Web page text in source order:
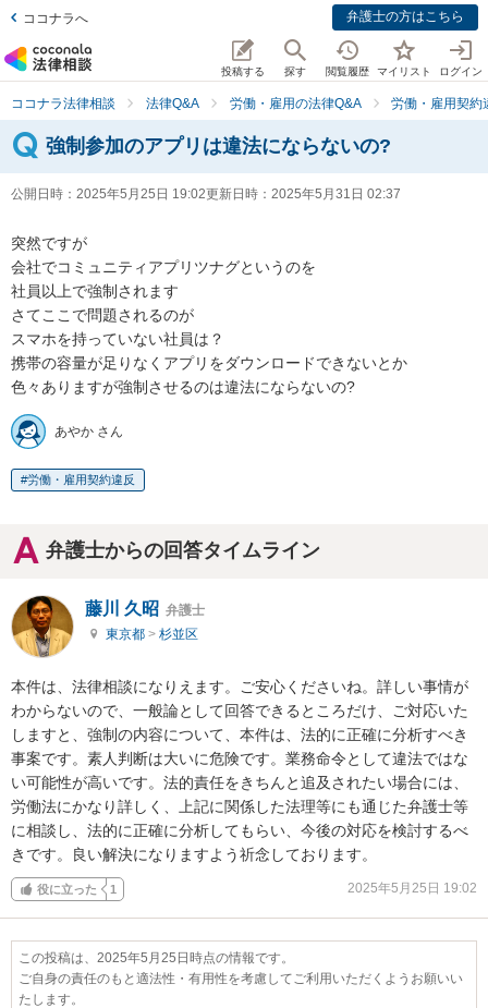
ココナラへ 弁護士の方はこちら
投稿する 探す 閲覧履歴 マイリスト ログイン
ココナラ法律相談 法律Q&A 労働・雇用の法律Q&A 労働・雇用契約
強制参加のアプリは違法にならないの?
公開日時： 2025年5月25日 19:02更新日時： 2025年5月31日 02:37
突然ですが
会社でコミュニティアプリツナグというのを
社員以上で強制されます
さてここで問題されるのが
スマホを持っていない社員は？
携帯の容量が足りなくアプリをダウンロードできないとか
色々ありますが強制させるのは違法にならないの?
あやか さん
労働・雇用契約違反
弁護士からの回答タイムライン
藤川 久昭 弁護士
東京都 > 杉並区
本件は、法律相談になりえます。ご安心くださいね。詳しい事情が
わからないので、一般論として回答できるところだけ、ご対応いた
しますと、強制の内容について、本件は、法的に正確に分析すべき
事案です。素人判断は大いに危険です。業務命令として違法ではな
い可能性が高いです。法的責任をきちんと追及されたい場合には、
労働法にかなり詳しく、上記に関係した法理等にも通じた弁護士等
に相談し、法的に正確に分析してもらい、今後の対応を検討するべ
きです。良い解決になりますよう祈念しております。
役に立った 1 2025年5月25日 19:02
この投稿は、2025年5月25日時点の情報です。
ご自身の責任のもと適法性・有用性を考慮してご利用いただくようお願いい
たします。